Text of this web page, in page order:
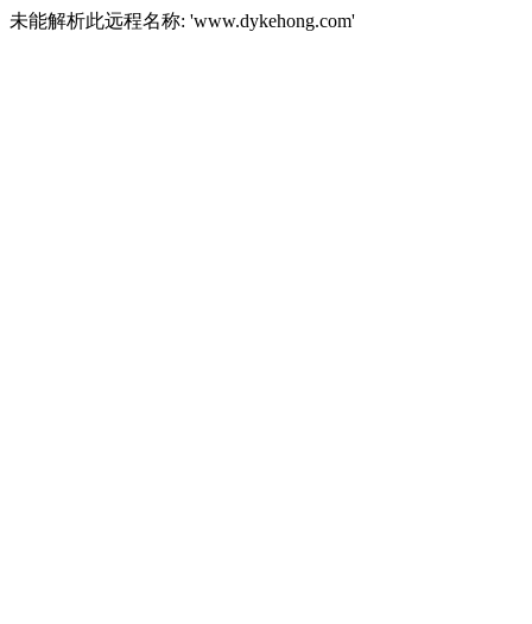
未能解析此远程名称: 'www.dykehong.com'